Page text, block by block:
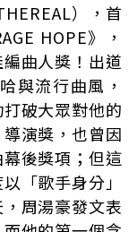
），首
HOPE》，
曲人獎！出道
與流行曲風，
破大眾對他的
演獎，也曾因
後獎項；但這
「歌手身分」
周湯豪發文表